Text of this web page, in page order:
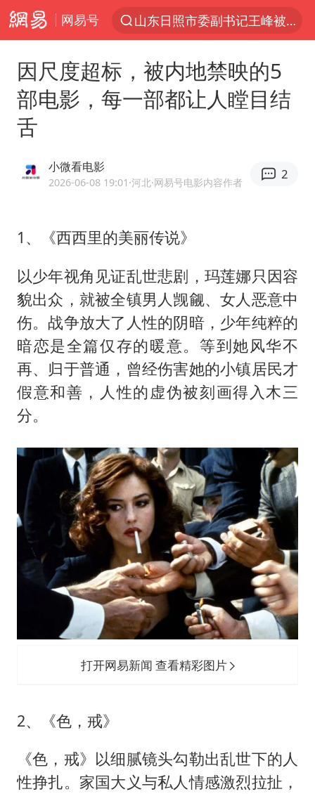
网易号
探寻“技能+”促就业创业新路
美国退回1000亿美元关税
24小时不关空调 电费反而更低？
李亚鹏向地铁吐血女孩捐99999元
儿科医生漏诊获刑：我认错但不能认罪
如何把百年大党建设得更加坚强有力
银行午休1.5小时 留个窗口行不行
弹药库存告急 美军补货难
余承东口误将24999元电脑报成2499
李嫣近照曝光
总书记关心百姓身边这些民生大事
因尺度超标，被内地禁映的5
部电影，每一部都让人瞠目结
舌
小微看电影
2026-06-08 19:01 ·河北·网易号电影内容作者
2
1、《西西里的美丽传说》
以少年视角见证乱世悲剧，玛莲娜只因容
貌出众，就被全镇男人觊觎、女人恶意中
伤。战争放大了人性的阴暗，少年纯粹的
暗恋是全篇仅存的暖意。等到她风华不
再、归于普通，曾经伤害她的小镇居民才
假意和善，人性的虚伪被刻画得入木三
分。
打开网易新闻 查看精彩图片
2、《色，戒》
《色，戒》以细腻镜头勾勒出乱世下的人
性挣扎。家国大义与私人情感激烈拉扯，